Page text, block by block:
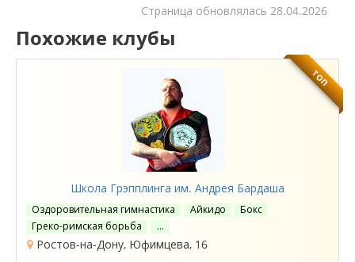
Cтраница обновлялась 28.04.2026
Похожие клубы
ТОП
Школа Грэпплинга им. Андрея Бардаша
Оздоровительная гимнастика Айкидо
Бокс
Греко-римская борьба
…
Ростов-на-Дону, Юфимцева, 16